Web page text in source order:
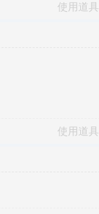
使用道具
使用道具